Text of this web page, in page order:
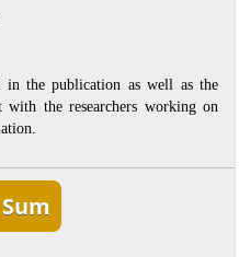
the publication as well as the
the researchers working on